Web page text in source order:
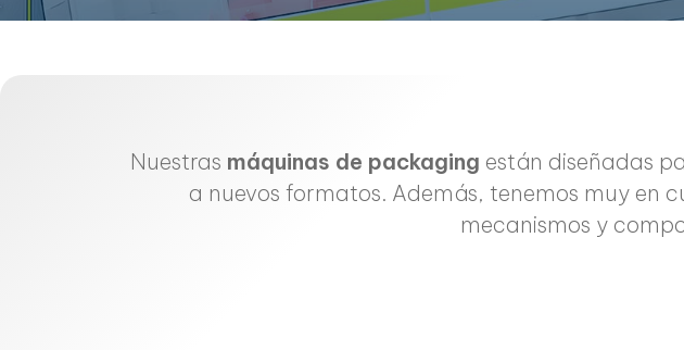
Nuestras máquinas de packaging están diseñadas
a nuevos formatos. Además, tenemos muy en
mecanismos y